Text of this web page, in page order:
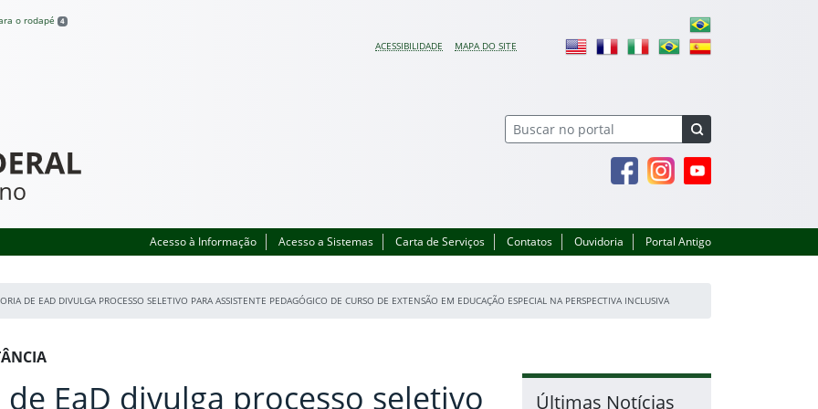
o rodapé 4
ACESSIBILIDADE MAPA DO SITE
FacebookInstagramYoutube
Acesso à Informação Acesso a Sistemas Carta de Serviços Contatos Ouvidoria Portal Antigo
DE EAD DIVULGA PROCESSO SELETIVO PARA ASSISTENTE PEDAGÓGICO DE CURSO DE EXTENSÃO EM EDUCAÇÃO ESPECIAL NA PERSPECTIVA INCLUSIVA
EaD divulga processo seletivo Últimas Notícias